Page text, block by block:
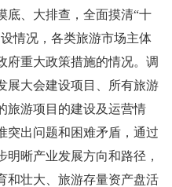
底、大排查，全面摸清“十
情况，各类旅游市场主体
府重大政策措施的情况。调
展大会建设项目、所有旅游
旅游项目的建设及运营情
突出问题和困难矛盾，通过
晰产业发展方向和路径，
和壮大、旅游存量资产盘活